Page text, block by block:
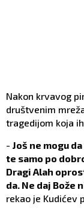
Nakon krvavog
društvenim
tragedijom koja
- Još ne mogu
te samo po
Dragi Alah
da. Ne daj Bože
rekao je Kudićev